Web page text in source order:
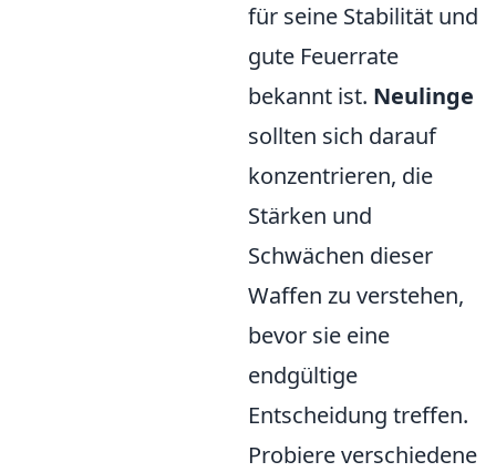
für seine Stabilität und
gute Feuerrate
bekannt ist. Neulinge
sollten sich darauf
konzentrieren, die
Stärken und
Schwächen dieser
Waffen zu verstehen,
bevor sie eine
endgültige
Entscheidung treffen.
Probiere verschiedene